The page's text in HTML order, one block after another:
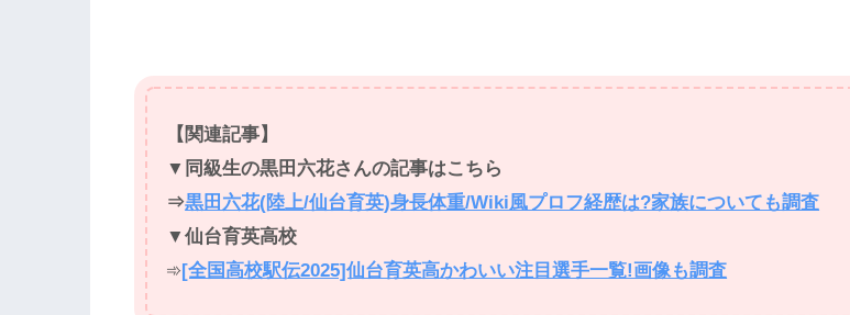
【関連記事】
▼同級生の黒田六花さんの記事はこちら
⇒黒田六花(陸上/仙台育英)身長体重/Wiki風プロフ経歴は?家族についても調査
▼仙台育英高校
➾[全国高校駅伝2025]仙台育英高かわいい注目選手一覧!画像も調査